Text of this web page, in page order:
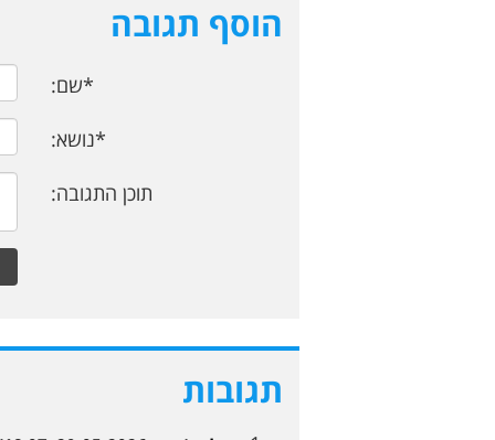
הוסף תגובה
*שם:
*נושא:
תוכן התגובה:
תגובות